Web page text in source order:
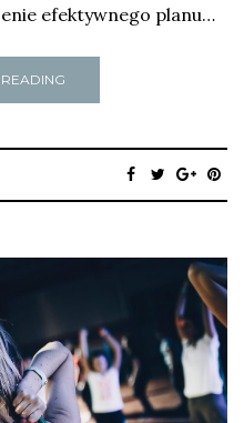
efektywnego planu…